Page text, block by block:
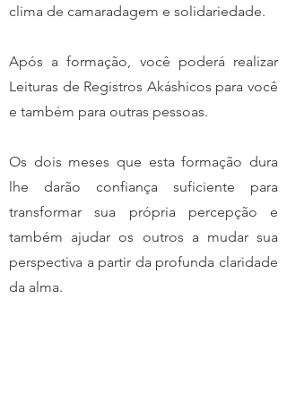
clima de camaradagem e solidariedade.
Após a formação, você poderá realizar
Leituras de Registros Akáshicos para você
e também para outras pessoas.
Os dois meses que esta formação dura
lhe darão confiança suficiente para
transformar sua própria percepção e
também ajudar os outros a mudar sua
perspectiva a partir da profunda claridade
da alma.